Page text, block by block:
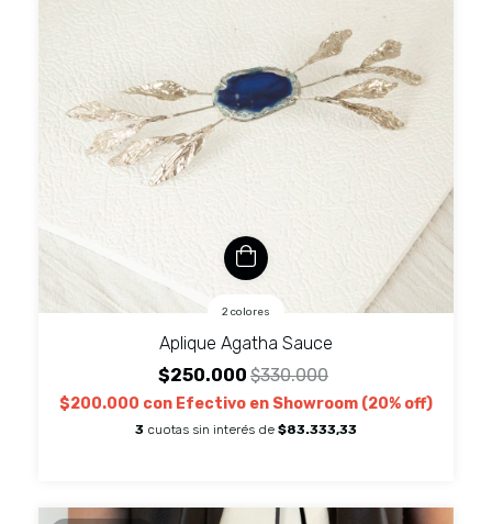
2 colores
Aplique Agatha Sauce
$250.000 $330.000
$200.000 con Efectivo en Showroom (20% off)
3 cuotas sin interés de $83.333,33